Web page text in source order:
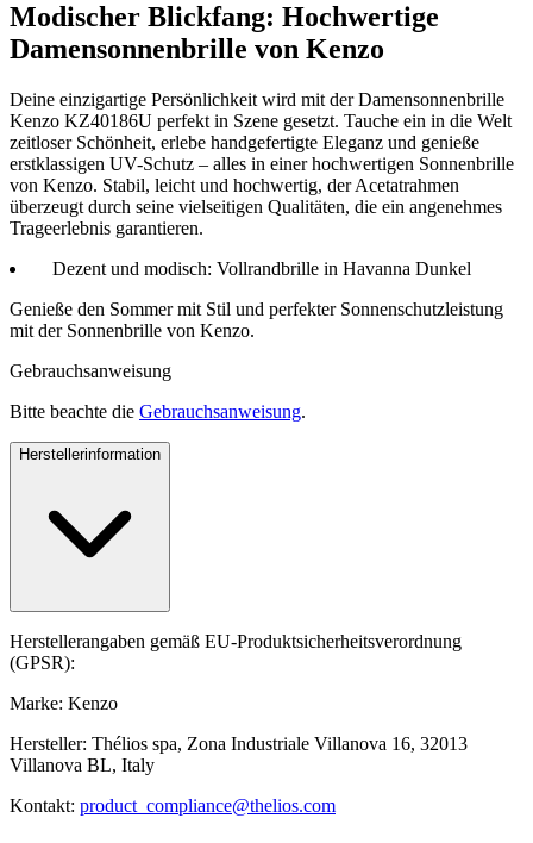
Modischer Blickfang: Hochwertige
Damensonnenbrille von Kenzo
Deine einzigartige Persönlichkeit wird mit der Damensonnenbrille
Kenzo KZ40186U perfekt in Szene gesetzt. Tauche ein in die Welt
zeitloser Schönheit, erlebe handgefertigte Eleganz und genieße
erstklassigen UV-Schutz – alles in einer hochwertigen Sonnenbrille
von Kenzo. Stabil, leicht und hochwertig, der Acetatrahmen
überzeugt durch seine vielseitigen Qualitäten, die ein angenehmes
Trageerlebnis garantieren.
Dezent und modisch: Vollrandbrille in Havanna Dunkel
Genieße den Sommer mit Stil und perfekter Sonnenschutzleistung
mit der Sonnenbrille von Kenzo.
Gebrauchsanweisung
Bitte beachte die Gebrauchsanweisung.
Herstellerinformation
Herstellerangaben gemäß EU-Produktsicherheitsverordnung
(GPSR):
Marke: Kenzo
Hersteller: Thélios spa, Zona Industriale Villanova 16, 32013
Villanova BL, Italy
Kontakt: product_compliance@thelios.com